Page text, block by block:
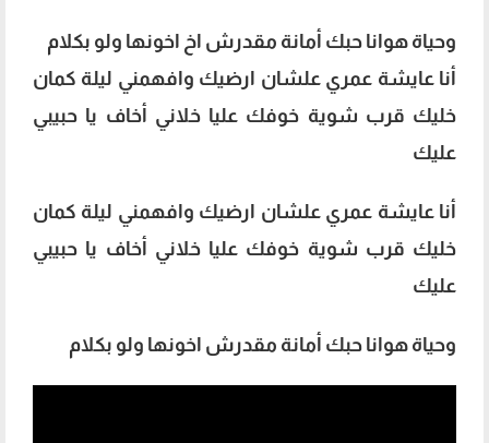
وحياة هوانا حبك أمانة مقدرش اخ اخونها ولو بكلام
أنا عايشة عمري علشان ارضيك وافهمني ليلة كمان
خليك قرب شوية خوفك عليا خلاني أخاف يا حبيبي
عليك
أنا عايشة عمري علشان ارضيك وافهمني ليلة كمان
خليك قرب شوية خوفك عليا خلاني أخاف يا حبيبي
عليك
وحياة هوانا حبك أمانة مقدرش اخونها ولو بكلام